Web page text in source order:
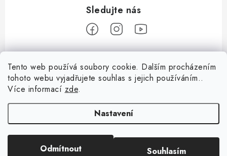
Tento web používá soubory cookie. Dalším procházením
tohoto webu vyjadřujete souhlas s jejich používáním..
Více informací zde.
Nastavení
Odmítnout Souhlasím
Z
Informace pro vás
BLOG
Copyright 2026Huml Music . Všechna práva vyhrazena.